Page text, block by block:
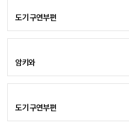
도기 구연부편
암키와
도기 구연부편